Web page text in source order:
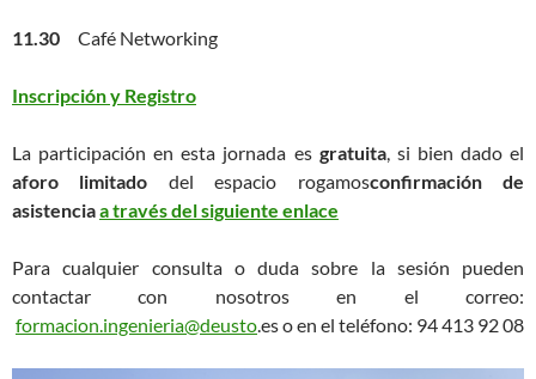
11.30 Café Networking
Inscripción y Registro
La participación en esta jornada es gratuita, si bien dado el
aforo limitado del espacio rogamosconfirmación de
asistenciaa través del siguiente enlace
Para cualquier consulta o duda sobre la sesión pueden
contactar con nosotros en el correo:
formacion.ingenieria@deusto.es o en el teléfono: 94 413 92 08